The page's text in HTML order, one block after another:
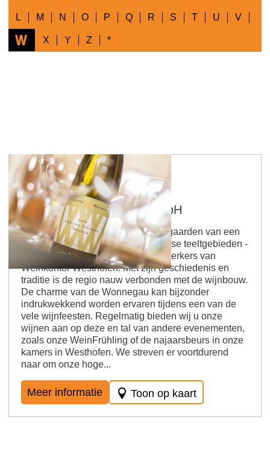
L M N O P Q R S T U V
W X Y Z *
Weinkontor Westhofen GmbH
De beste wijnen maken uit de wijngaarden van een
van de meest gerenommeerde Duitse teeltgebieden -
dat is het motto van ons, de medewerkers van
Weinkontor Westhofen. Met zijn geschiedenis en
traditie is de regio nauw verbonden met de wijnbouw.
De charme van de Wonnegau kan bijzonder
indrukwekkend worden ervaren tijdens een van de
vele wijnfeesten. Regelmatig bieden wij u onze
wijnen aan op deze en tal van andere evenementen,
zoals onze WeinFrühling of de najaarsbeurs in onze
kamers in Westhofen. We streven er voortdurend
naar om onze hoge...
Meer informatie Toon op kaart